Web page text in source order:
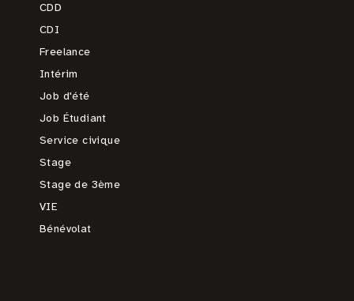
CDD
CDI
Freelance
Intérim
Job d'été
Job Étudiant
Service civique
Stage
Stage de 3ème
VIE
Bénévolat